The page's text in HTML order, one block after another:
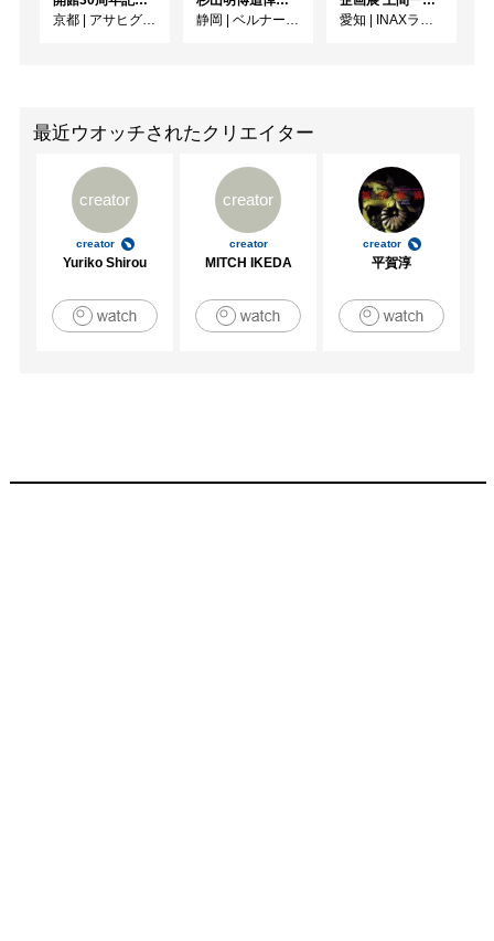
京都 | アサヒグループ大山崎山荘美術館
静岡 | ベルナール・ビュフェ美術館
愛知 | INAXライブミュージアム
最近ウオッチされたクリエイター
creator
creator
Yuriko Shirou
creator
creator
MITCH IKEDA
creator
平賀淳